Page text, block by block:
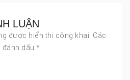
LUẬN
được hiển thị công khai. Các
dấu *